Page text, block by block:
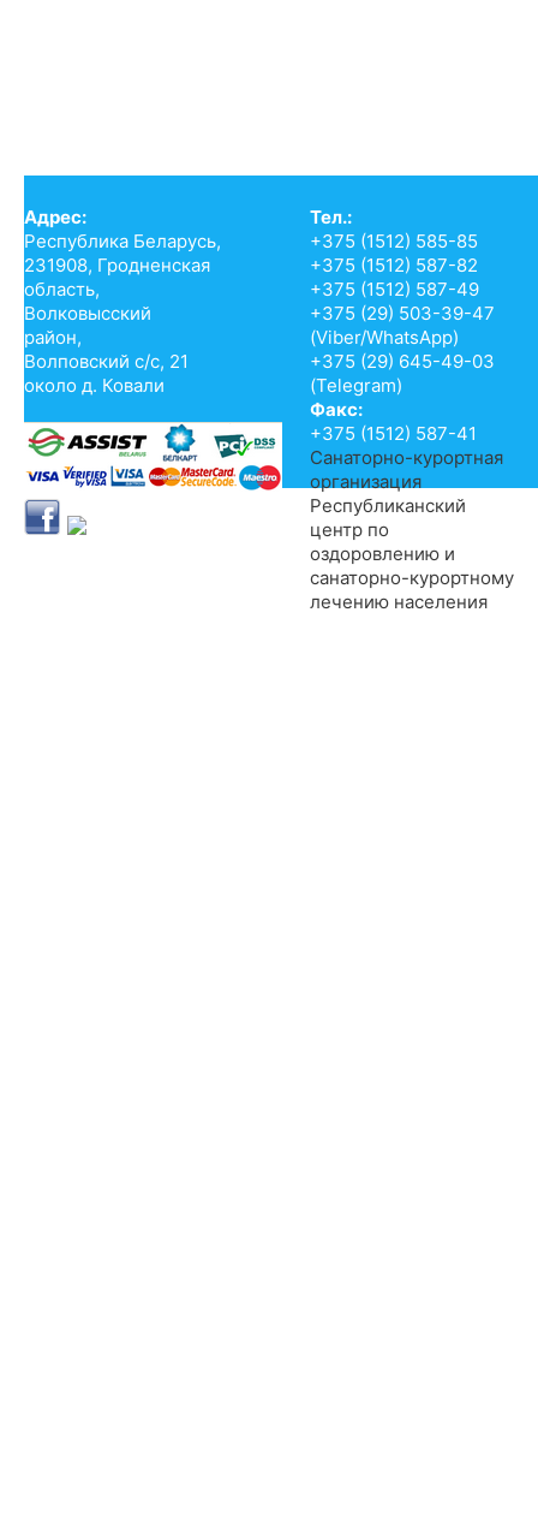
Адрес:
Республика Беларусь,
231908, Гродненская
область,
Волковысский
район,
Волповский с/с, 21
около д. Ковали
Тел.:
+375 (1512) 585-85
+375 (1512) 587-82
+375 (1512) 587-49
+375 (29) 503-39-47
(Viber/WhatsApp)
+375 (29) 645-49-03
(Telegram)
Факс:
+375 (1512) 587-41
Санаторно-курортная
организация
Республиканский
центр по
оздоровлению и
санаторно-курортному
лечению населения